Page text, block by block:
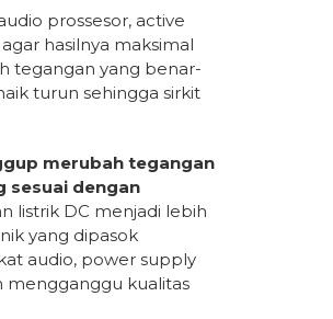
prossesor, active
hasilnya maksimal
tegangan yang benar-
turun sehingga sirkit
merubah tegangan
sesuai dengan
listrik DC menjadi lebih
yang dipasok
audio, power supply
mengganggu kualitas